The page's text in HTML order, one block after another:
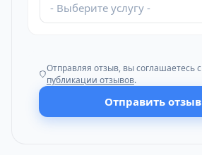
- Выберите услугу -
Отправляя отзыв, вы соглашаетесь с
публикации отзывов.
Отправить отзыв